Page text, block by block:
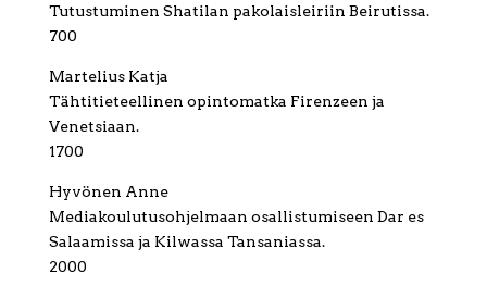
Tutustuminen Shatilan pakolaisleiriin Beirutissa.
700
Martelius Katja
Tähtitieteellinen opintomatka Firenzeen ja
Venetsiaan.
1700
Hyvönen Anne
Mediakoulutusohjelmaan osallistumiseen Dar es
Salaamissa ja Kilwassa Tansaniassa.
2000